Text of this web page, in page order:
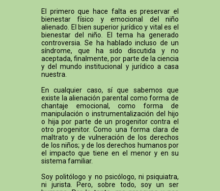
El primero que hace falta es preservar el
bienestar físico y emocional del niño
alienado. El bien superior jurídico y vital es el
bienestar del niño. El tema ha generado
controversia. Se ha hablado incluso de un
síndrome, que ha sido discutida y no
aceptada, finalmente, por parte de la ciencia
y del mundo institucional y jurídico a casa
nuestra.
En cualquier caso, sí que sabemos que
existe la alienación parental como forma de
chantaje emocional, como forma de
manipulación o instrumentalización del hijo
o hija por parte de un progenitor contra el
otro progenitor. Como una forma clara de
maltrato y de vulneración de los derechos
de los niños; y de los derechos humanos por
el impacto que tiene en el menor y en su
sistema familiar.
Soy politólogo y no psicólogo, ni psiquiatra,
ni jurista. Pero, sobre todo, soy un ser